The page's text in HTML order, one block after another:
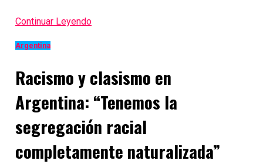
Continuar Leyendo
Argentina
Racismo y clasismo en
Argentina: “Tenemos la
segregación racial
completamente naturalizada”